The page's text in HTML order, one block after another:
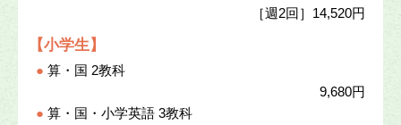
［週2回］14,520円
【小学生】
● 算・国 2教科
9,680円
● 算・国・小学英語 3教科